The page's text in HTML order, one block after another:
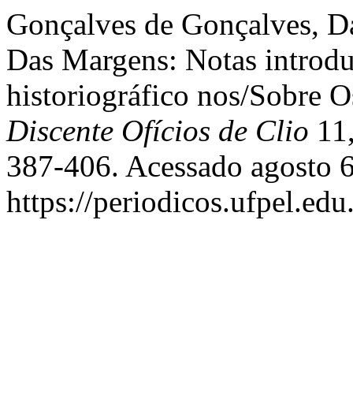
Gonçalves de Gonçalves,
Das Margens: Notas
historiográfico nos/Sobre
Discente Ofícios de Clio
387-406. Acessado agosto
https://